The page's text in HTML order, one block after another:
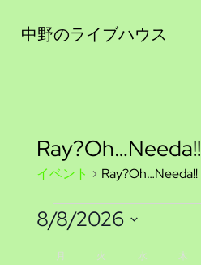
中野のライブハウス
Ray?Oh…Needa!!
イベント Ray?Oh…Needa!!
イ
ベ
8/8/2026
月 火 水 木